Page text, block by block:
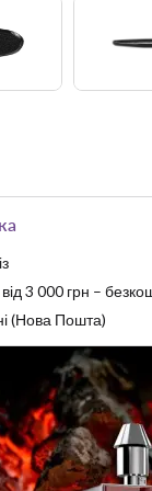
3 000 грн –
(Нова Пошта)